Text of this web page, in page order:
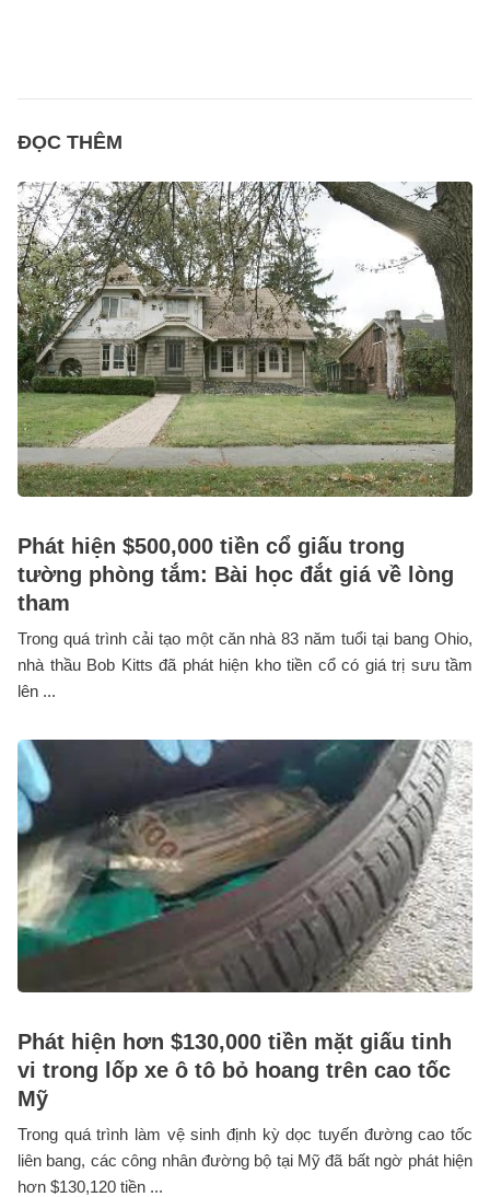
ĐỌC THÊM
Phát hiện $500,000 tiền cổ giấu trong
tường phòng tắm: Bài học đắt giá về lòng
tham
Trong quá trình cải tạo một căn nhà 83 năm tuổi tại bang Ohio,
nhà thầu Bob Kitts đã phát hiện kho tiền cổ có giá trị sưu tầm
lên ...
Phát hiện hơn $130,000 tiền mặt giấu tinh
vi trong lốp xe ô tô bỏ hoang trên cao tốc
Mỹ
Trong quá trình làm vệ sinh định kỳ dọc tuyến đường cao tốc
liên bang, các công nhân đường bộ tại Mỹ đã bất ngờ phát hiện
hơn $130,120 tiền ...